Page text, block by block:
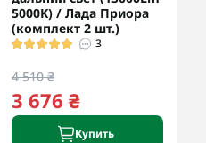
5000K) / Лада Приора
(комплект 2 шт.)
3
4 510 ₴
3 676 ₴
Купить